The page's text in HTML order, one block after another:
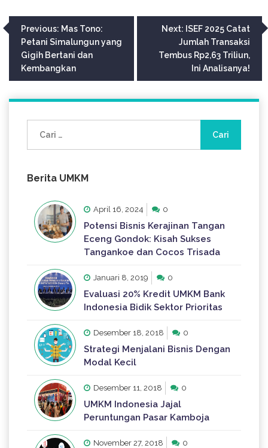
Navigasi
pos
Previous: Mas Tono:
Petani Simalungun yang
Gigih Bertani dan
Kembangkan
Next: ISEF 2025 Catat
Jumlah Transaksi
Tembus Rp2,63 Triliun,
Ini Analisanya!
untuk:
Berita UMKM
April 16, 2024 0
Potensi Bisnis Kerajinan Tangan
Eceng Gondok: Kisah Sukses
Tangankoe dan Cocos Trisada
Januari 8, 2019 0
Evaluasi 20% Kredit UMKM Bank
Indonesia Bidik Sektor Prioritas
Desember 18, 2018 0
Strategi Menjalani Bisnis Dengan
Modal Kecil
Desember 11, 2018 0
UMKM Indonesia Jajal
Peruntungan Pasar Kamboja
November 27, 2018 0